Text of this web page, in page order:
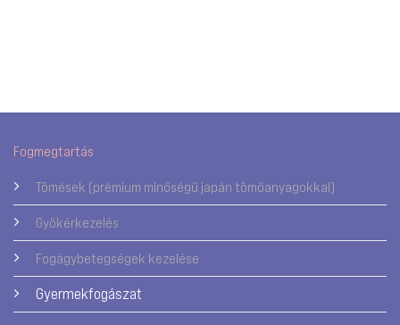
Fogmegtartás
Tömések (prémium minőségű japán tömőanyagokkal)
Gyökérkezelés
Fogágybetegségek kezelése
Gyermekfogászat